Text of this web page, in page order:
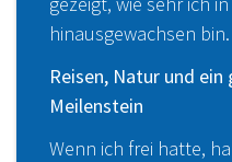
hinausgewachsen bin.
Reisen, Natur und
Meilenstein
Wenn ich frei hatte,